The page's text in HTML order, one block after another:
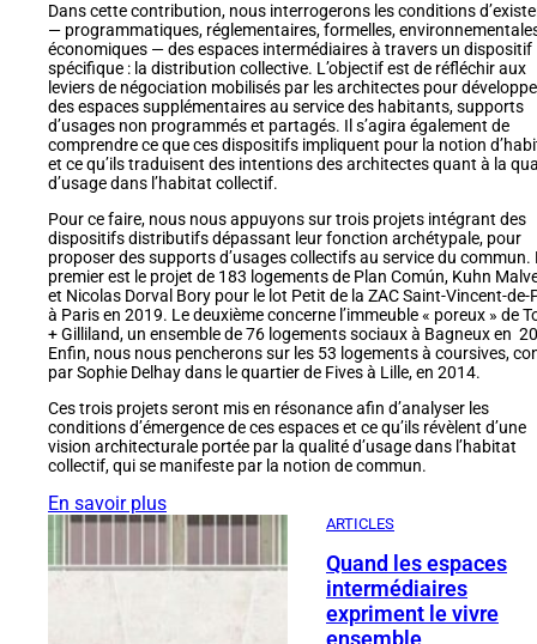
Dans cette contribution, nous interrogerons les conditions
— programmatiques, réglementaires, formelles,
économiques — des espaces intermédiaires à travers un dispositif
spécifique : la distribution collective. L’objectif est de réfléchir aux
leviers de négociation mobilisés par les architectes pour
des espaces supplémentaires au service des habitants, supports
d’usages non programmés et partagés. Il s’agira également de
comprendre ce que ces dispositifs impliquent pour la notion
et ce qu’ils traduisent des intentions des architectes quant à la
d’usage dans l’habitat collectif.
Pour ce faire, nous nous appuyons sur trois projets intégrant des
dispositifs distributifs dépassant leur fonction archétypale, pour
proposer des supports d’usages collectifs au service du commun.
premier est le projet de 183 logements de Plan Común, Kuhn
et Nicolas Dorval Bory pour le lot Petit de la ZAC Saint-Vincent-de-
à Paris en 2019. Le deuxième concerne l’immeuble « poreux » de
+ Gilliland, un ensemble de 76 logements sociaux à Bagneux en
Enfin, nous nous pencherons sur les 53 logements à coursives,
par Sophie Delhay dans le quartier de Fives à Lille, en 2014.
Ces trois projets seront mis en résonance afin d’analyser les
conditions d’émergence de ces espaces et ce qu’ils révèlent d’une
vision architecturale portée par la qualité d’usage dans l’habitat
collectif, qui se manifeste par la notion de commun.
En savoir plus
ARTICLES
Quand les espaces
intermédiaires
expriment le vivre
ensemble